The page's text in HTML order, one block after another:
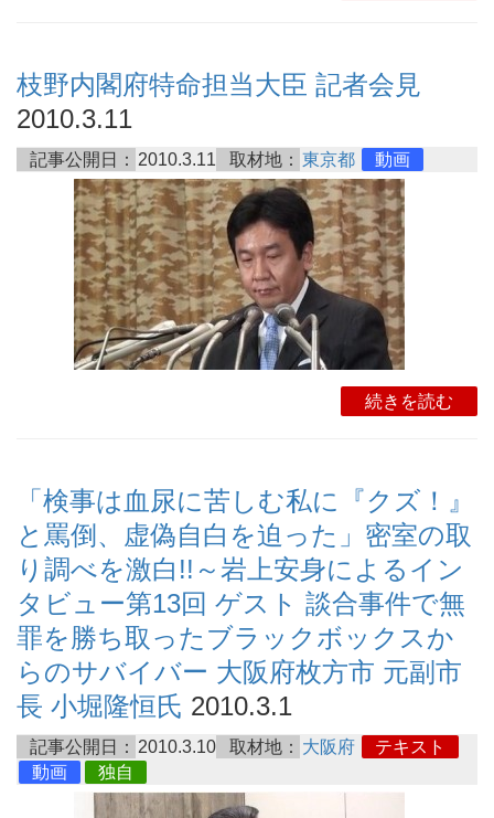
枝野内閣府特命担当大臣 記者会見
2010.3.11
記事公開日： 2010.3.11 取材地： 東京都 動画
続きを読む
「検事は血尿に苦しむ私に『クズ！』
と罵倒、虚偽自白を迫った」密室の取
り調べを激白!!～岩上安身によるイン
タビュー第13回 ゲスト 談合事件で無
罪を勝ち取ったブラックボックスか
らのサバイバー 大阪府枚方市 元副市
長 小堀隆恒氏 2010.3.1
記事公開日： 2010.3.10 取材地： 大阪府
テキスト
動画
独自